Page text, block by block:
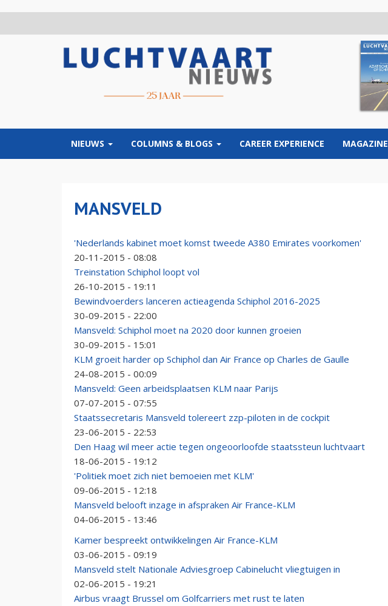
NIEUWS COLUMNS & BLOGS CAREER EXPERIENCE MAGAZINE
MANSVELD
'Nederlands kabinet moet komst tweede A380 Emirates voorkomen'
20-11-2015 - 08:08
Treinstation Schiphol loopt vol
26-10-2015 - 19:11
Bewindvoerders lanceren actieagenda Schiphol 2016-2025
30-09-2015 - 22:00
Mansveld: Schiphol moet na 2020 door kunnen groeien
30-09-2015 - 15:01
KLM groeit harder op Schiphol dan Air France op Charles de Gaulle
24-08-2015 - 00:09
Mansveld: Geen arbeidsplaatsen KLM naar Parijs
07-07-2015 - 07:55
Staatssecretaris Mansveld tolereert zzp-piloten in de cockpit
23-06-2015 - 22:53
Den Haag wil meer actie tegen ongeoorloofde staatssteun luchtvaart
18-06-2015 - 19:12
'Politiek moet zich niet bemoeien met KLM'
09-06-2015 - 12:18
Mansveld belooft inzage in afspraken Air France-KLM
04-06-2015 - 13:46
Kamer bespreekt ontwikkelingen Air France-KLM
03-06-2015 - 09:19
Mansveld stelt Nationale Adviesgroep Cabinelucht vliegtuigen in
02-06-2015 - 19:21
Airbus vraagt Brussel om Golfcarriers met rust te laten